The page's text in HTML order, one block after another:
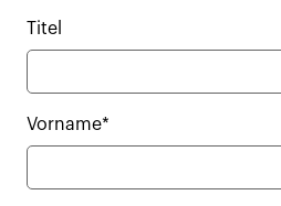
Titel
Vorname*